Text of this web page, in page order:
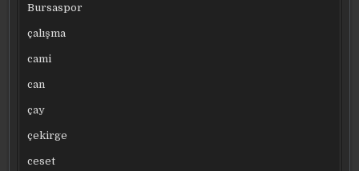
Bursaspor
çalışma
cami
can
çay
çekirge
ceset